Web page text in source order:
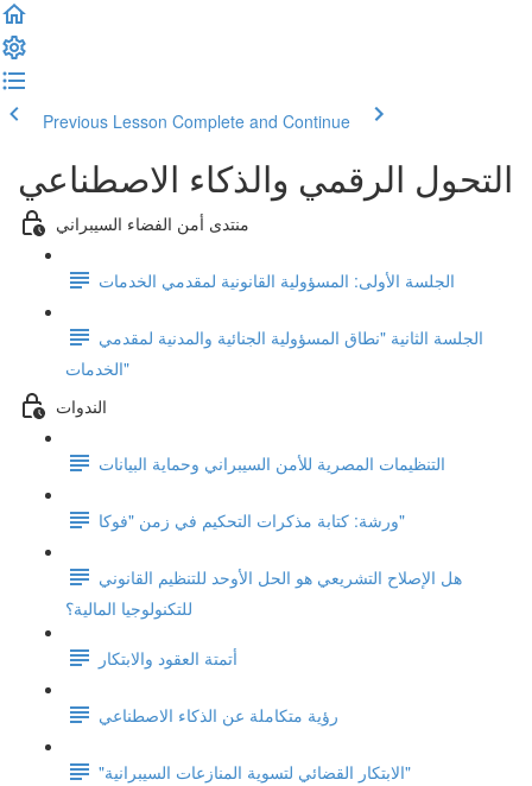
Previous Lesson Complete and Continue
التحول الرقمي والذكاء الاصطناعي
منتدى أمن الفضاء السيبراني
الجلسة الأولى: المسؤولية القانونية لمقدمي الخدمات
الجلسة الثانية "نطاق المسؤولية الجنائية والمدنية لمقدمي
الخدمات"
الندوات
التنظيمات المصرية للأمن السيبراني وحماية البيانات
ورشة: كتابة مذكرات التحكيم في زمن "فوكا"
هل الإصلاح التشريعي هو الحل الأوحد للتنظيم القانوني
للتكنولوجيا المالية؟
أتمتة العقود والابتكار
رؤية متكاملة عن الذكاء الاصطناعي
"الابتكار القضائي لتسوية المنازعات السيبرانية"